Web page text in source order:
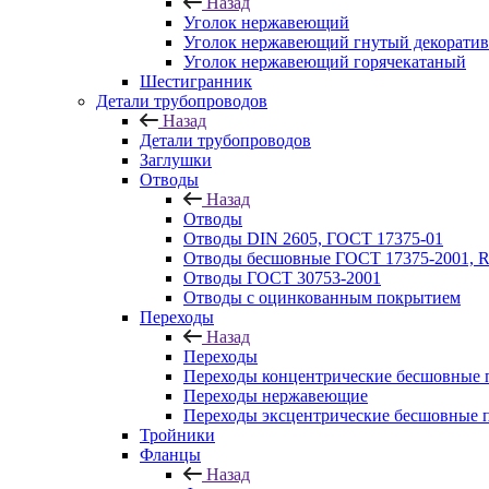
Уголок нержавеющий
Уголок нержавеющий гнутый
Уголок нержавеющий горячекатаный
Шестигранник
Детали трубопроводов
Назад
Детали трубопроводов
Заглушки
Отводы
Назад
Отводы
Отводы DIN 2605, ГОСТ 17375-01
Отводы бесшовные ГОСТ 17375-2001,
Отводы ГОСТ 30753-2001
Отводы с оцинкованным покрытием
Переходы
Назад
Переходы
Переходы концентрические бесшовные
Переходы нержавеющие
Переходы эксцентрические бесшовные
Тройники
Фланцы
Назад